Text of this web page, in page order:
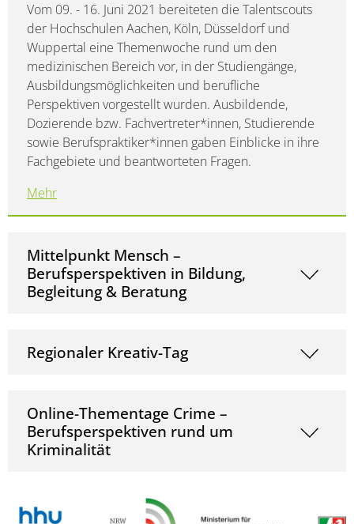
Vom 09. - 16. Juni 2021 bereiteten die Talentscouts
der Hochschulen Aachen, Köln, Düsseldorf und
Wuppertal eine Themenwoche rund um den
medizinischen Bereich vor, in der Studiengänge,
Ausbildungsmöglichkeiten und berufliche
Perspektiven vorgestellt wurden. Ausbildende,
Dozierende bzw. Fachvertreter*innen, Studierende
sowie Berufspraktiker*innen gaben Einblicke in ihre
Fachgebiete und beantworteten Fragen.
Mehr
Mittelpunkt Mensch –
Berufsperspektiven in Bildung,
Begleitung & Beratung
Regionaler Kreativ-Tag
Online-Thementage Crime –
Berufsperspektiven rund um
Kriminalität